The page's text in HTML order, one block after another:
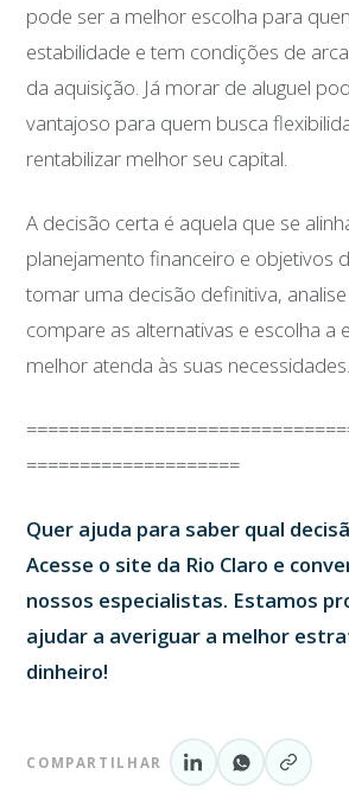
pode ser a melhor escolha para
estabilidade e tem condições de
da aquisição. Já morar de aluguel
vantajoso para quem busca
rentabilizar melhor seu capital.
A decisão certa é aquela que se
planejamento financeiro e objetivos
tomar uma decisão definitiva,
compare as alternativas e escolha a
melhor atenda às suas necessidades.
====================
Quer ajuda para saber qual
Acesse o site da Rio Claro e
nossos especialistas. Estamos
ajudar a averiguar a melhor
dinheiro!
COMPARTILHAR